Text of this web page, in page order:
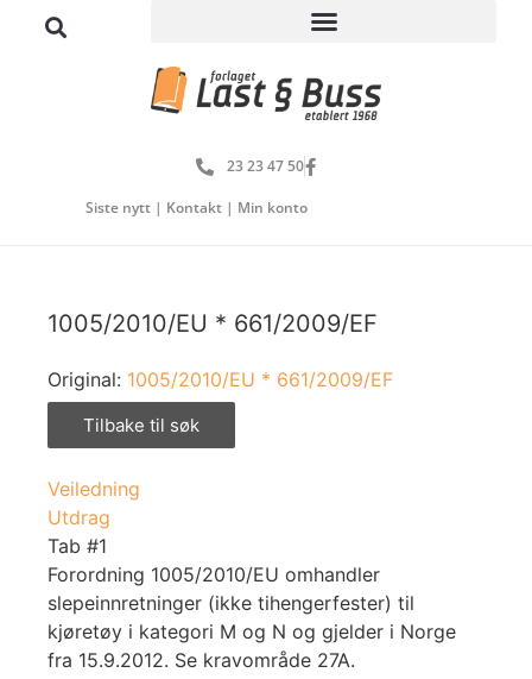
23 23 47 50
Siste nytt | Kontakt | Min konto
1005/2010/EU * 661/2009/EF
Original: 1005/2010/EU * 661/2009/EF
Tilbake til søk
Veiledning
Utdrag
Tab #1
Forordning 1005/2010/EU omhandler
slepeinnretninger (ikke tihengerfester) til
kjøretøy i kategori M og N og gjelder i Norge
fra 15.9.2012. Se kravområde 27A.